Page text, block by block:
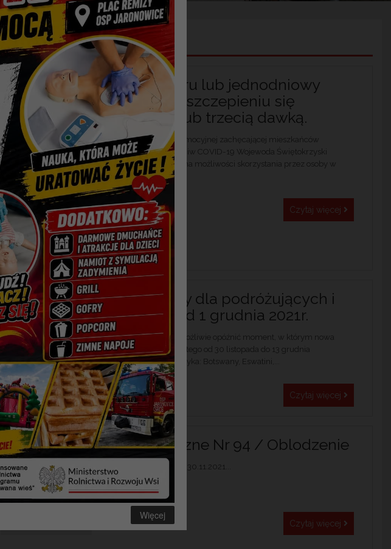
Więcej
Odbierz bilet do kina, teatru lub jednodniowy
pobyt w uzdrowisku po zaszczepieniu się
przeciw COVID-19 drugą lub trzecią dawką.
Informujemy, iż w ramach akcji informacyjno – promocyjnej zachęcającej mieszkańców
województwa świętokrzyskiego do szczepień przeciw COVID-19 Wojewoda Świętokrzyski
Zbigniew Koniusz prowadzi kampanię polegającą na możliwości skorzystania przez osoby w
pełni zaszczepione lub osoby, które przyjmą...
1 grudnia 2021 Czytaj więcej
Nowe zasady kwarantanny dla podróżujących i
zmienione limity osób! – od 1 grudnia 2021r.
Zakaz lotów z krajów wysokiego ryzyka Chcemy możliwie opóźnić moment, w którym nowa
mutacja koronawirusa dotrze do naszego kraju. Dlatego od 30 listopada do 13 grudnia
wprowadzamy zakaz lotów z krajów wysokiego ryzyka: Botswany, Eswatini,...
1 grudnia 2021 Czytaj więcej
Ostrzeżenie meteorologiczne Nr 94 / Oblodzenie
od godz. 17:30 dnia 29.11.2021 do godz. 09:00 dnia 30.11.2021...
Czytaj więcej